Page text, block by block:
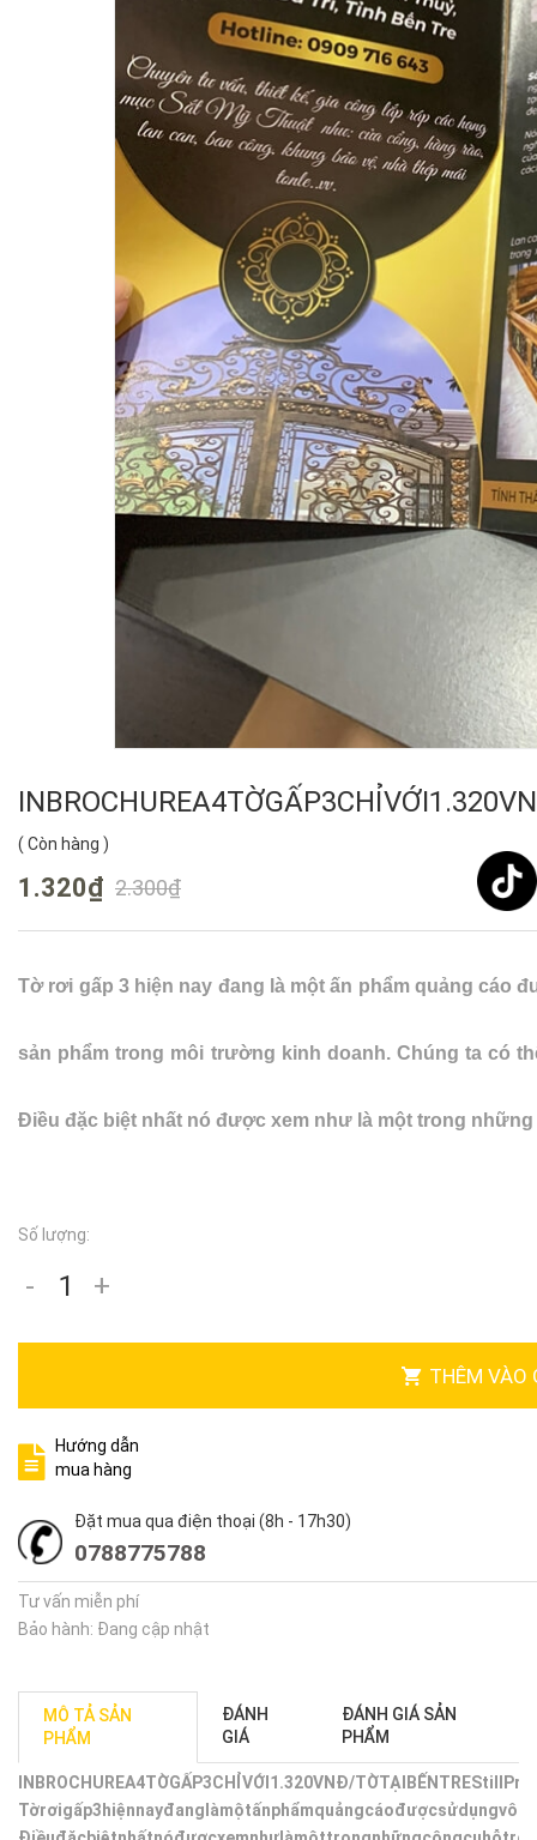
( Còn hàng )
1.320₫ 2.300₫
Tờ rơi gấp 3 hiện nay đang là một ấn phẩm quảng cáo
sản phẩm trong môi trường kinh doanh. Chúng ta có
Điều đặc biệt nhất nó được xem như là một trong
Số lượng:
- +
THÊM VÀO
Hướng dẫn
mua hàng
Đặt mua qua điện thoại (8h - 17h30)
0788775788
Tư vấn miễn phí
Bảo hành: Đang cập nhật
MÔ TẢ SẢN
PHẨM
ĐÁNH
GIÁ
ĐÁNH GIÁ SẢN
PHẨM
INBROCHUREA4TỜGẤP3CHỈVỚI1.320VNĐ/TỜTẠIBẾNTRE